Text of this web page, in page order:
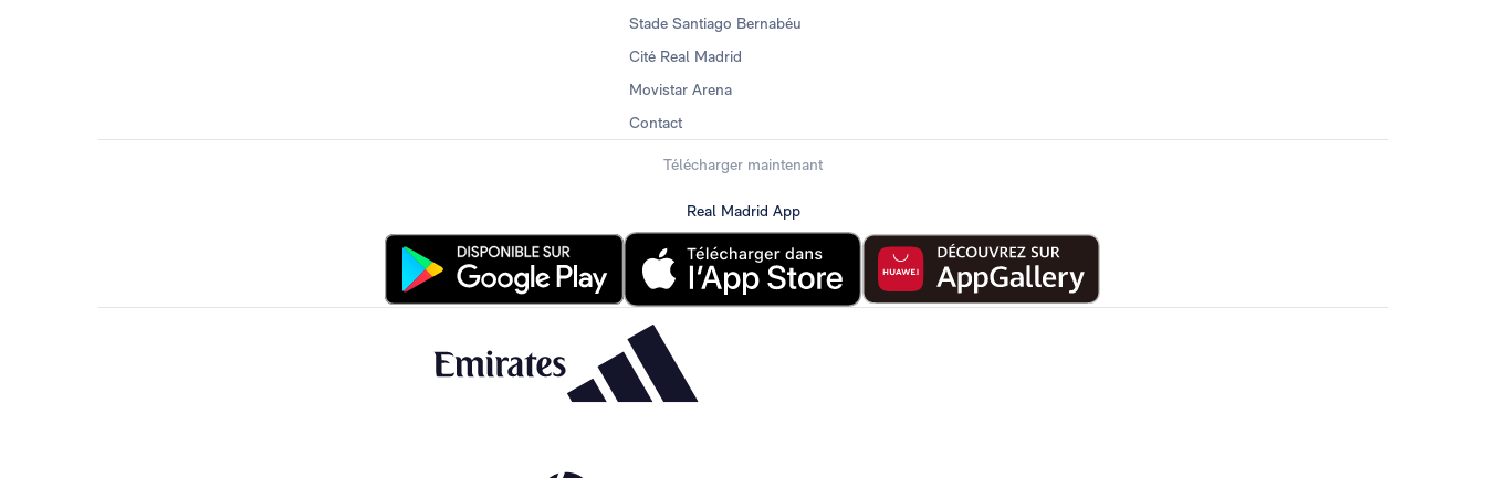
Stade Santiago Bernabéu
Cité Real Madrid
Movistar Arena
Contact
Télécharger maintenant
Real Madrid App